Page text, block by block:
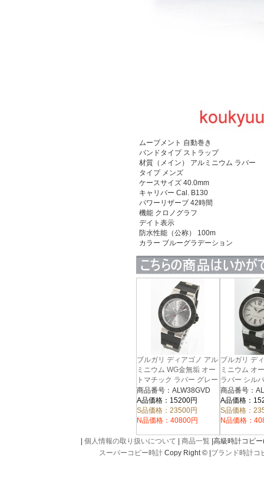
ムーブメント 自動巻き
バンドタイプ ストラップ
材質（メイン） アルミニウム ラバー
タイプ メンズ
ケースサイズ 40.0mm
キャリバー Cal. B130
パワーリザーブ 42時間
機能 クロノグラフ
デイト表示
防水性能（公称） 100m
カラー ブルーグラデーション
ブルガリ ディアゴノ アル
ミニウム WG金無垢 オー
トマチック ラバー グレー
メンズ ALW38GVD
商品番号：ALW38GVD
A品価格：15200円
S品価格：23500円
N品価格：40800円
ブルガリ デ
ミニウム オ
ラバー シル
AL38TAVD
商品番号：
A品価格：
S品価格：
N品価格：
個人情報の取り扱いについて 商品一覧 |高級時計コピ
スーパーコピー時計Copy Right © | ブランド時計コ